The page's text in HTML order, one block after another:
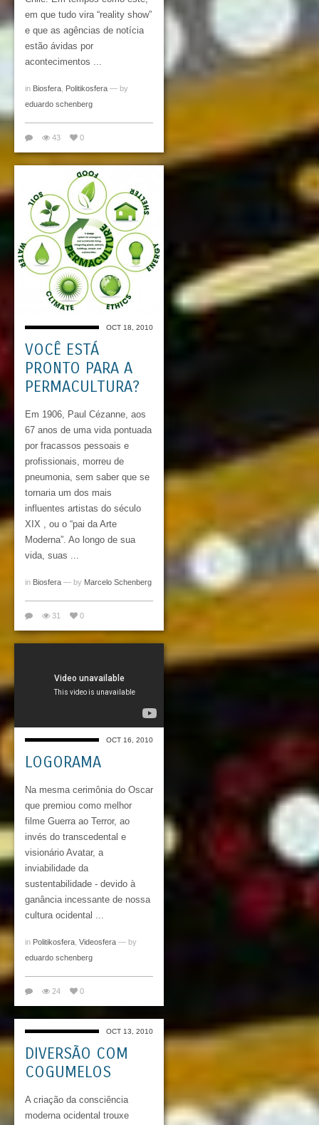
em que tudo vira “reality show”
e que as agências de notícia
estão ávidas por
acontecimentos ...
in Biosfera Politikosfera — by
eduardo schenberg
43 0
OCT 18, 2010
VOCÊ ESTÁ
PRONTO PARA A
PERMACULTURA?
Em 1906, Paul Cézanne, aos
67 anos de uma vida pontuada
por fracassos pessoais e
profissionais, morreu de
pneumonia, sem saber que se
tornaria um dos mais
influentes artistas do século
XIX , ou o “pai da Arte
Moderna”. Ao longo de sua
vida, suas ...
in Biosfera — by Marcelo Schenberg
31 0
OCT 16, 2010
LOGORAMA
Na mesma cerimônia do Oscar
que premiou como melhor
filme Guerra ao Terror, ao
invés do transcedental e
visionário Avatar, a
inviabilidade da
sustentabilidade - devido à
ganância incessante de nossa
cultura ocidental ...
in Politikosfera Videosfera — by
eduardo schenberg
24 0
OCT 13, 2010
DIVERSÃO COM
COGUMELOS
A criação da consciência
moderna ocidental trouxe